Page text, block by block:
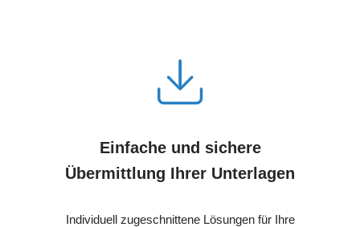
Einfache und sichere
Übermittlung Ihrer Unterlagen
Individuell zugeschnittene Lösungen für Ihre